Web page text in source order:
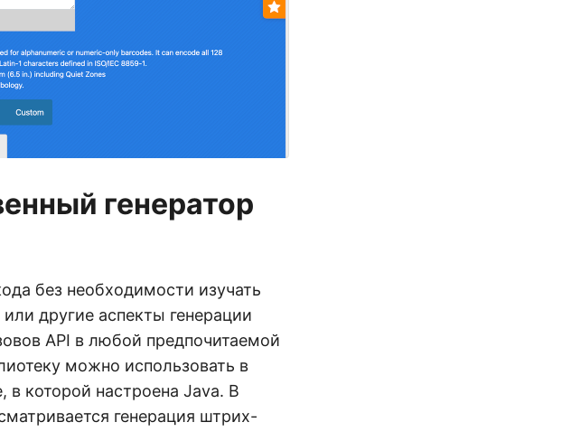
генератор
без необходимости изучать
другие аспекты генерации
API в любой предпочитаемой
можно использовать в
в которой настроена Java. В
генерация штрих-